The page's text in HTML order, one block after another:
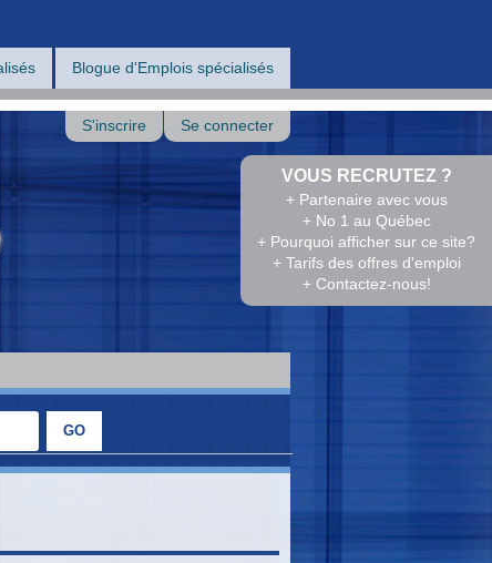
Blogue d'Emplois spécialisés
VOUS RECRUTEZ ?
+ Partenaire avec vous
+ No 1 au Québec
+ Pourquoi afficher sur ce site?
+ Tarifs des offres d'emploi
+ Contactez-nous!
S'inscrire Se connecter